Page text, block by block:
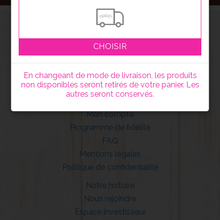
Mon compte
Programme de fidélité
FAQ
Mentions légales
Politique de confidentialité
Notre histoire
Nous rejoindre
Espace investisseur
CHOISIR
En changeant de mode de livraison, les produits
non disponibles seront retirés de votre panier. Les
autres seront conservés.